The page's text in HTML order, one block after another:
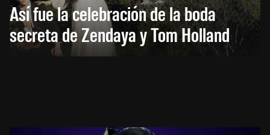
Así fue la celebración de la boda
secreta de Zendaya y Tom Holland